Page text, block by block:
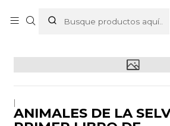
ANIMALES DE LA SELVA - MI
ROMPECABEZA - EL GATO
ANIMALES DE LA